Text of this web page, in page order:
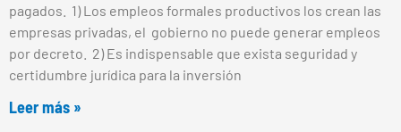
pagados. 1) Los empleos formales productivos los crean las
empresas privadas, el gobierno no puede generar empleos
por decreto. 2) Es indispensable que exista seguridad y
certidumbre jurídica para la inversión
Leer más »